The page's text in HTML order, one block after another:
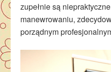
zupełnie są
manewrowaniu,
porządnym